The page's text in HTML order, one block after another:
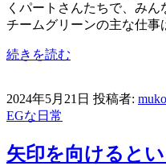
くパートさんたちで、み
チームグリーンの主な仕
続きを読む
2024年5月21日 投稿者:
EGな日常
矢印を向けると